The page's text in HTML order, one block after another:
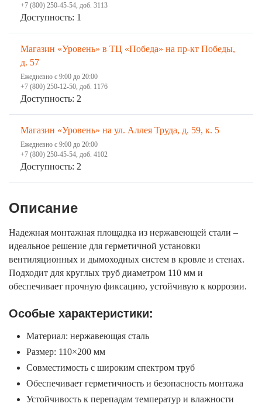
+7 (800) 250-45-54, доб. 3113
Доступность: 1
Магазин «Уровень» в ТЦ «Победа» на пр-кт Победы,
д. 57
Ежедневно с 9:00 до 20:00
+7 (800) 250-12-50, доб. 1176
Доступность: 2
Магазин «Уровень» на ул. Аллея Труда, д. 59, к. 5
Ежедневно с 9:00 до 20:00
+7 (800) 250-45-54, доб. 4102
Доступность: 2
Описание
Надежная монтажная площадка из нержавеющей стали –
идеальное решение для герметичной установки
вентиляционных и дымоходных систем в кровле и стенах.
Подходит для круглых труб диаметром 110 мм и
обеспечивает прочную фиксацию, устойчивую к коррозии.
Особые характеристики:
Материал: нержавеющая сталь
Размер: 110×200 мм
Совместимость с широким спектром труб
Обеспечивает герметичность и безопасность монтажа
Устойчивость к перепадам температур и влажности